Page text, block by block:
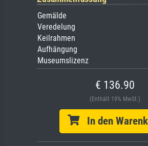
Gemälde
Veredelung
Keilrahmen
Aufhängung
Museumslizenz
€ 136.90
(Enthält 19% MwSt.)
In den